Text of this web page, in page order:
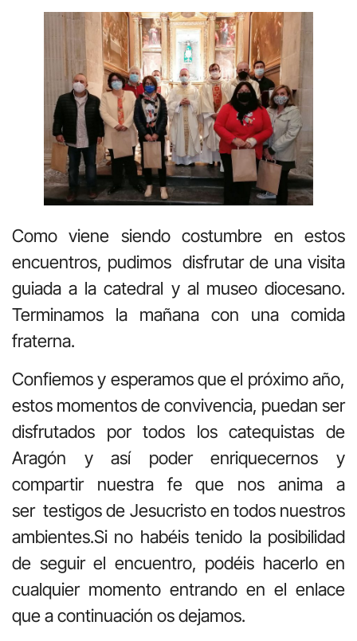
Como viene siendo costumbre en estos
encuentros, pudimos disfrutar de una visita
guiada a la catedral y al museo diocesano.
Terminamos la mañana con una comida
fraterna.
Confiemos y esperamos que el próximo año,
estos momentos de convivencia, puedan ser
disfrutados por todos los catequistas de
Aragón y así poder enriquecernos y
compartir nuestra fe que nos anima a
ser testigos de Jesucristo en todos nuestros
ambientes.Si no habéis tenido la posibilidad
de seguir el encuentro, podéis hacerlo en
cualquier momento entrando en el enlace
que a continuación os dejamos.